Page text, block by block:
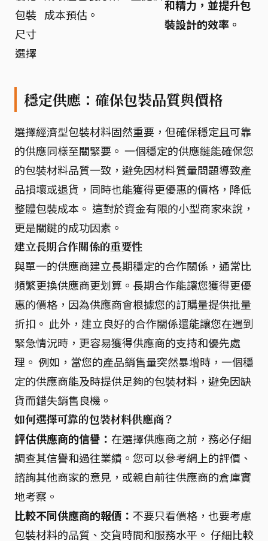
包裝
尺寸
選擇
成本預估。
和精力，並提升包
裝設計的效率。
穩定供應：確保包裝品質與價格
選擇經濟型包裝材料固然重要，但確保穩定且可靠
的供應同樣至關緊要。 一個穩定的供應鏈能確保您
的包裝材料品質一致，避免因材料質量問題導致產
品損壞或退貨，同時也能獲得更優惠的價格，降低
整體包裝成本。 這對於資金有限的小型商家來說，
更是關鍵的成功因素。
建立長期合作關係的重要性
與單一的供應商建立長期穩定的合作關係，通常比
頻繁更換供應商更划算。長期合作能讓您獲得更優
惠的價格，因為供應商會根據您的訂購量提供批量
折扣。 此外，建立良好的合作關係還能讓您在遇到
緊急情況時，更容易獲得供應商的支持和優先處
理。 例如，當您的產品銷售量突然暴增時，一個穩
定的供應商能及時提供足夠的包裝材料，避免因缺
貨而錯失銷售良機。
如何選擇可靠的包裝材料供應商？
評估供應商的信譽： 在選擇供應商之前，務必仔細
調查其信譽和過往業績。您可以參考網上的評價、
諮詢其他商家的意見，或親自前往供應商的倉庫實
地考察。
比較不同供應商的報價： 不要只看價格，也要考慮
包裝材料的品質、交貨時間和服務水平。 仔細比較